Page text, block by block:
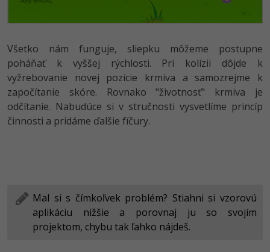
Všetko nám funguje, sliepku môžeme postupne
poháňať k vyššej rýchlosti. Pri kolízii dôjde k
vyžrebovanie novej pozície krmiva a samozrejme k
započítanie skóre. Rovnako "životnosť" krmiva je
odčítanie. Nabudúce si v stručnosti vysvetlíme princíp
činnosti a pridáme ďalšie fíčury.
Mal si s čímkoľvek problém? Stiahni si vzorovú
aplikáciu nižšie a porovnaj ju so svojím
projektom, chybu tak ľahko nájdeš.